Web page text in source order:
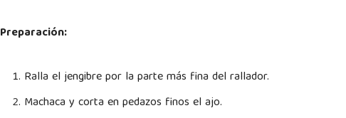
Preparación:
Ralla el jengibre por la parte más fina del rallador.
Machaca y corta en pedazos finos el ajo.